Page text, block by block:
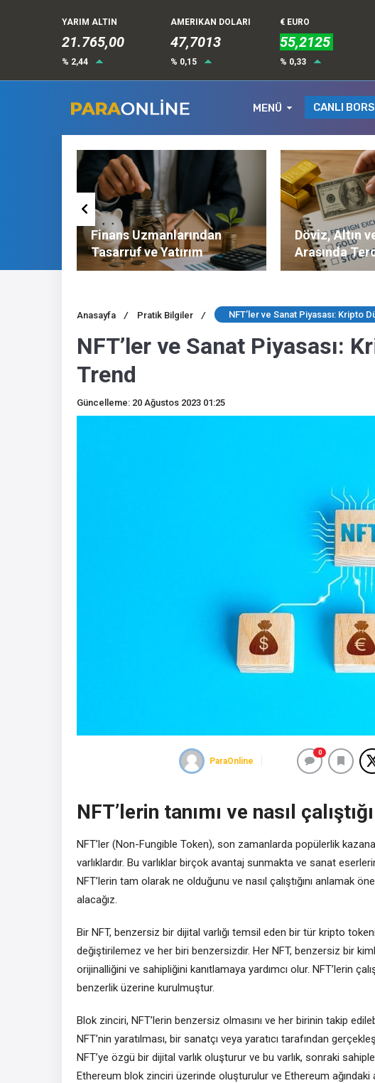
YARIM ALTIN
21.765,00
% 2,44
AMERIKAN DOLARI
47,7013
% 0,15
€ EURO
55,2125
% 0,33
MENÜ CANLI
Finans Uzmanlarından
Tasarruf ve Yatırım
Tavsiyeleri
Döviz, Altın
Arasında
Nelere
Anasayfa / Pratik Bilgiler / NFT’ler ve Sanat Piyasası: Kripto
NFT’ler ve Sanat Piyasası:
Trend
Güncelleme: 20 Ağustos 2023 01:25
ParaOnline
0
NFT’lerin tanımı ve nasıl çalıştığı
NFT’ler (Non-Fungible Token), son zamanlarda popülerlik
varlıklardır. Bu varlıklar birçok avantaj sunmakta ve sanat
NFT’lerin tam olarak ne olduğunu ve nasıl çalıştığını anlamak
alacağız.
Bir NFT, benzersiz bir dijital varlığı temsil eden bir tür kripto
değiştirilemez ve her biri benzersizdir. Her NFT, benzersiz bir
orijinalliğini ve sahipliğini kanıtlamaya yardımcı olur. NFT’lerin
benzerlik üzerine kurulmuştur.
Blok zinciri, NFT’lerin benzersiz olmasını ve her birinin takip
NFT’nin yaratılması, bir sanatçı veya yaratıcı tarafından
NFT’ye özgü bir dijital varlık oluşturur ve bu varlık, sonraki
Ethereum blok zinciri üzerinde oluşturulur ve Ethereum ağındaki